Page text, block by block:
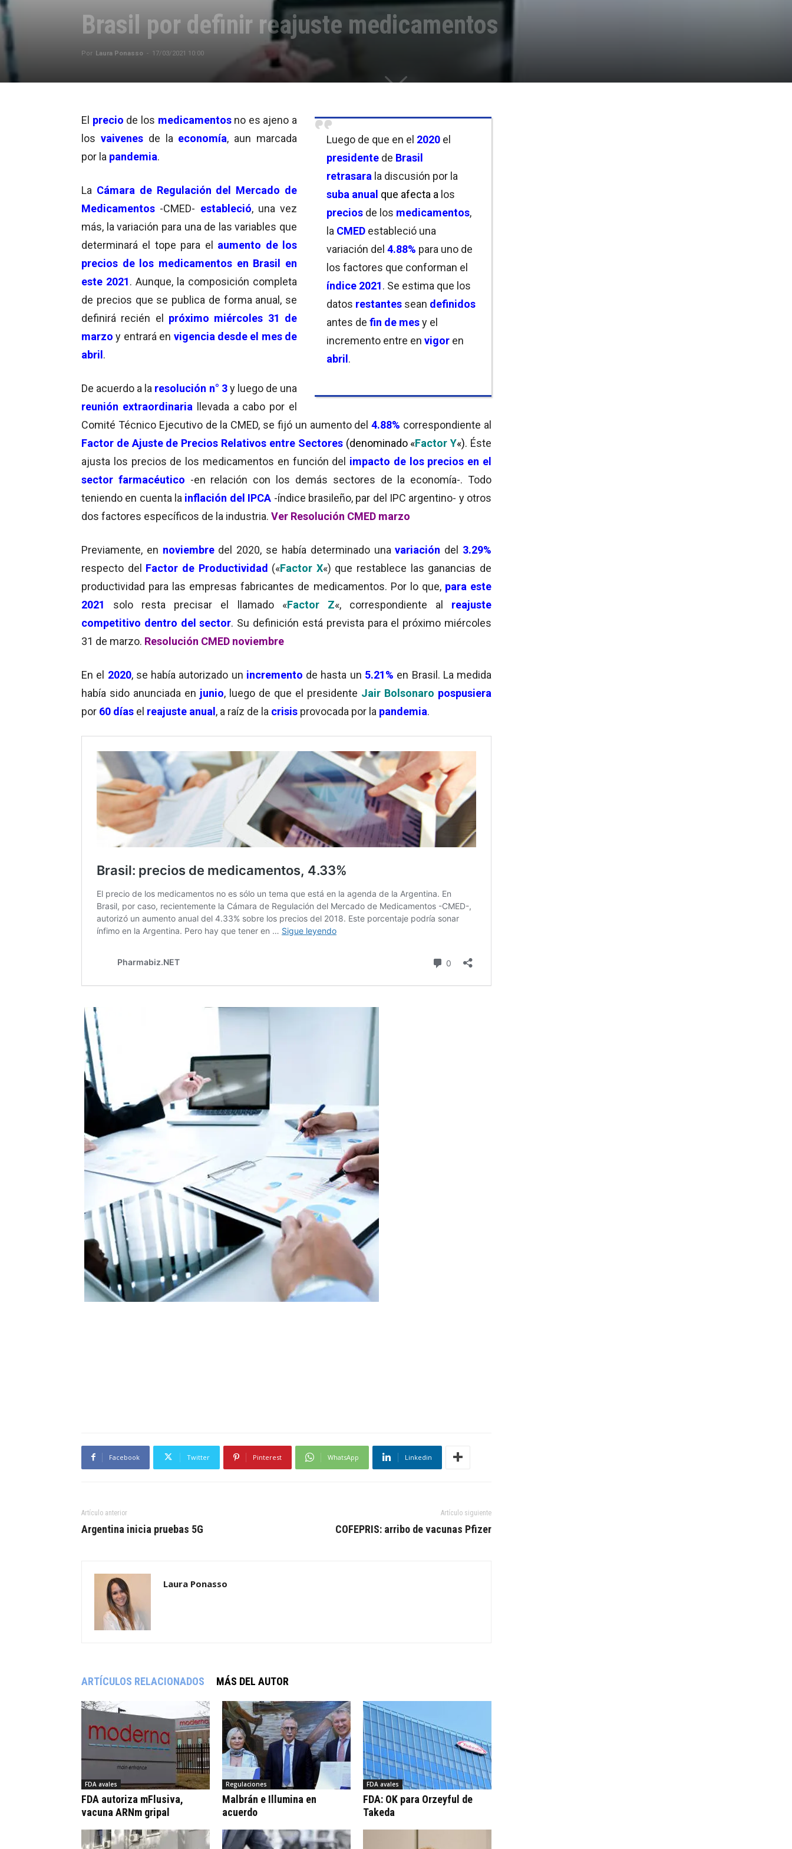
Brasil por definir reajuste medicamentos
Por Laura Ponasso - 17/03/2021 10:00
Luego de que en el 2020 el
presidente de Brasil
retrasara la discusión por la
suba anual que afecta a los
precios de los medicamentos,
la CMED estableció una
variación del 4.88% para uno de
los factores que conforman el
índice 2021. Se estima que los
datos restantes sean definidos
antes de fin de mesy el
incremento entre en vigor en
abril.
El precio de los medicamentos no es ajeno a
los vaivenes de la economía, aun marcada
por la pandemia.
La Cámara de Regulación del Mercado de
Medicamentos -CMED- estableció, una vez
más, la variación para una de las variables que
determinará el tope para el aumento de los
precios de los medicamentos en Brasil en
este 2021. Aunque, la composición completa
de precios que se publica de forma anual, se
definirá recién el próximo miércoles 31 de
marzo y entrará en vigencia desde el mes de
abril.
De acuerdo a la resolución n° 3y luego de una
reunión extraordinaria llevada a cabo por el
Comité Técnico Ejecutivo de la CMED, se fijó un aumento del 4.88% correspondiente al
Factor de Ajuste de Precios Relativos entre Sectores (denominado «Factor Y«). Éste
ajusta los precios de los medicamentos en función del impacto de los precios en el
sector farmacéutico -en relación con los demás sectores de la economía-. Todo
teniendo en cuenta la inflación del IPCA -índice brasileño, par del IPC argentino- y otros
dos factores específicos de la industria. Ver Resolución CMED marzo
Previamente, en noviembre del 2020, se había determinado unavariación del 3.29%
respecto del Factor de Productividad («Factor X«) que restablece las ganancias de
productividad para las empresas fabricantes de medicamentos. Por lo que, para este
2021
solo resta precisar el llamado «Factor Z«, correspondiente al reajuste
competitivo dentro del sector. Su definición está prevista para el próximo miércoles
31 de marzo. Resolución CMED noviembre
En el 2020, se había autorizado un incremento de hasta un 5.21% en Brasil. La medida
había sido anunciada en junio, luego de que el presidente Jair Bolsonaro pospusiera
por 60 días el reajuste anual, a raíz de la crisis provocada por la pandemia.
Facebook Twitter Pinterest WhatsApp Linkedin
Artículo anterior
Argentina inicia pruebas 5G
Artículo siguiente
COFEPRIS: arribo de vacunas Pfizer
Laura Ponasso
ARTÍCULOS RELACIONADOS MÁS DEL AUTOR
FDA avales
FDA autoriza mFlusiva,
vacuna ARNm gripal
Regulaciones
Malbrán e Illumina en
acuerdo
FDA avales
FDA: OK para Orzeyful de
Takeda